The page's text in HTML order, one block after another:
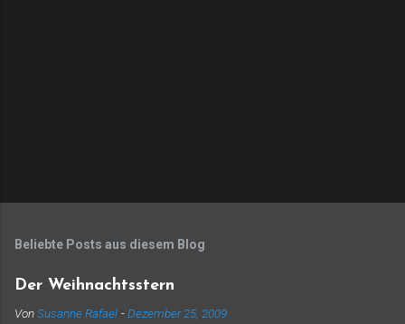
Beliebte Posts aus diesem Blog
Der Weihnachtsstern
VonSusanne Rafael -Dezember 25, 2009